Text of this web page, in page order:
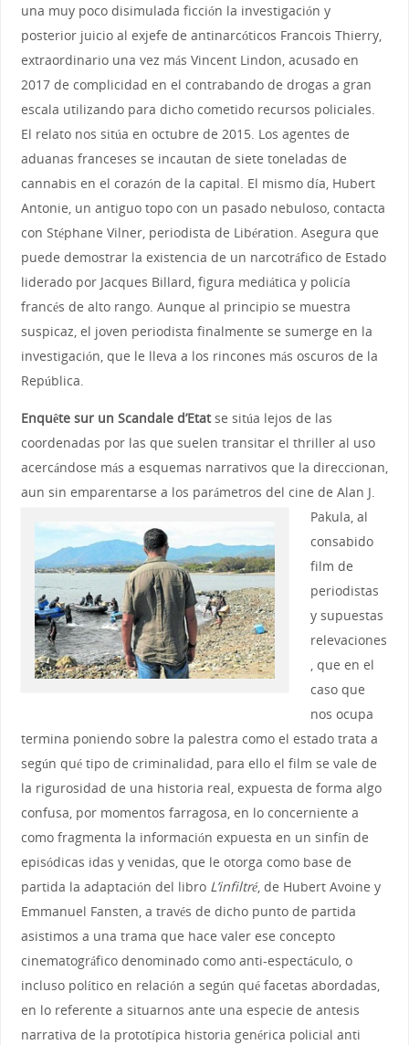
una muy poco disimulada ficción la investigación y
posterior juicio al exjefe de antinarcóticos Francois Thierry,
extraordinario una vez más Vincent Lindon, acusado en
2017 de complicidad en el contrabando de drogas a gran
escala utilizando para dicho cometido recursos policiales.
El relato nos sitúa en octubre de 2015. Los agentes de
aduanas franceses se incautan de siete toneladas de
cannabis en el corazón de la capital. El mismo día, Hubert
Antonie, un antiguo topo con un pasado nebuloso, contacta
con Stéphane Vilner, periodista de Libération. Asegura que
puede demostrar la existencia de un narcotráfico de Estado
liderado por Jacques Billard, figura mediática y policía
francés de alto rango. Aunque al principio se muestra
suspicaz, el joven periodista finalmente se sumerge en la
investigación, que le lleva a los rincones más oscuros de la
República.
Enquête sur un Scandale d’Etatse sitúa lejos de las
coordenadas por las que suelen transitar el thriller al uso
acercándose más a esquemas narrativos que la direccionan,
aun sin emparentarse a los parámetros del cine de Alan J.
Pakula,al
consabido
film de
periodistas
y supuestas
relevaciones
, que en el
caso que
nos ocupa
termina poniendo sobre la palestra como el estado trata a
según qué tipo de criminalidad, para ello el film se vale de
la rigurosidad de una historia real, expuesta de forma algo
confusa, por momentos farragosa, en lo concerniente a
como fragmenta la información expuesta en un sinfín de
episódicas idas y venidas, que le otorga como base de
partida la adaptación del libro L’infiltré, de Hubert Avoine y
Emmanuel Fansten, a través de dicho punto de partida
asistimos a una trama que hace valer ese concepto
cinematográfico denominado como anti-espectáculo, o
incluso político en relación a según qué facetas abordadas,
en lo referente a situarnos ante una especie de antesis
narrativa de la prototípica historia genérica policial anti